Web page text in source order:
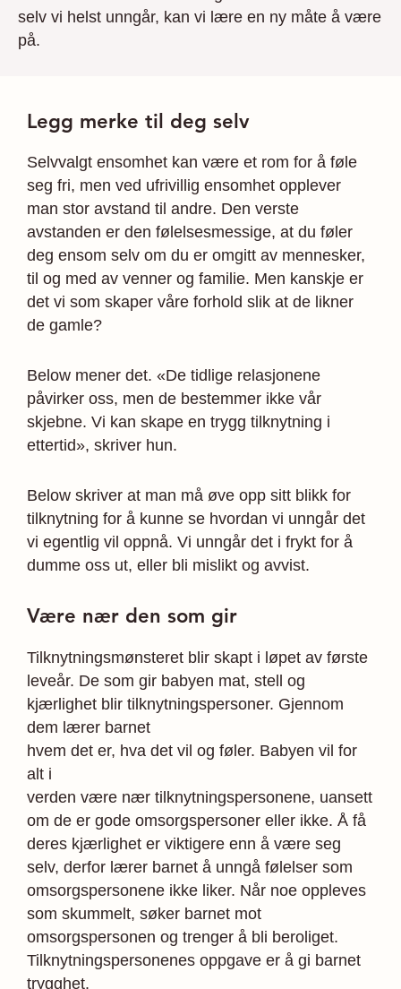
selv vi helst unngår, kan vi lære en ny måte å være
på.
Legg merke til deg selv
Selvvalgt ensomhet kan være et rom for å føle
seg fri, men ved ufrivillig ensomhet opplever
man stor avstand til andre. Den verste
avstanden er den følelses­messige, at du føler
deg ensom selv om du er omgitt av mennesker,
til og med av venner og familie. Men kanskje er
det vi som skaper våre forhold slik at de likner
de gamle?
Below mener det. «De tidlige relasjonene
påvirker oss, men de bestemmer ikke vår
skjebne. Vi kan skape en trygg tilknytning i
ettertid», skriver hun.
Below skriver at man må øve opp sitt blikk for
tilknytning for å kunne se hvordan vi unngår det
vi egentlig vil oppnå. Vi unngår det i frykt for å
dumme oss ut, eller bli mislikt og avvist.
Være nær den som gir
Tilknytningsmønsteret blir skapt i løpet av første
leveår. De som gir babyen mat, stell og
kjærlighet blir tilknytningspersoner. Gjennom
dem lærer barnet
hvem det er, hva det vil og føler. Babyen vil for
alt i
verden være nær tilknytningspersonene, uansett
om de er gode omsorgspersoner eller ikke. Å få
deres kjærlighet er viktigere enn å være seg
selv, derfor lærer barnet å unngå følelser som
omsorgspersonene ikke liker. Når noe oppleves
som skummelt, søker barnet mot
omsorgspersonen og trenger å bli beroliget.
Tilknytningspersonenes oppgave er å gi barnet
trygghet.